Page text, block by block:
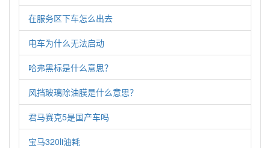
在服务区下车怎么出去
电车为什么无法启动
哈弗黑标是什么意思？
风挡玻璃除油膜是什么意思？
君马赛克5是国产车吗
宝马320li油耗